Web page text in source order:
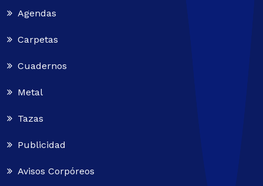
Agendas
Carpetas
Cuadernos
Metal
Tazas
Publicidad
Avisos Corpóreos